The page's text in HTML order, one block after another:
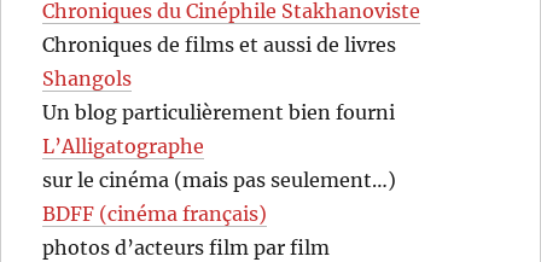
Chroniques du Cinéphile Stakhanoviste
Chroniques de films et aussi de livres
Shangols
Un blog particulièrement bien fourni
L’Alligatographe
sur le cinéma (mais pas seulement…)
BDFF (cinéma français)
photos d’acteurs film par film